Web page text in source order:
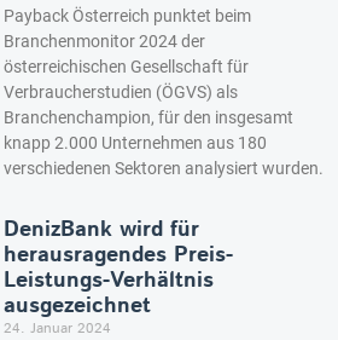
Payback Österreich punktet beim
Branchenmonitor 2024 der
österreichischen Gesellschaft für
Verbraucherstudien (ÖGVS) als
Branchenchampion, für den insgesamt
knapp 2.000 Unternehmen aus 180
verschiedenen Sektoren analysiert wurden.
DenizBank wird für
herausragendes Preis-
Leistungs-Verhältnis
ausgezeichnet
24. Januar 2024